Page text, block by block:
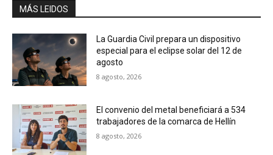
MÁS LEIDOS
La Guardia Civil prepara un dispositivo
especial para el eclipse solar del 12 de
agosto
8 agosto, 2026
El convenio del metal beneficiará a 534
trabajadores de la comarca de Hellín
8 agosto, 2026